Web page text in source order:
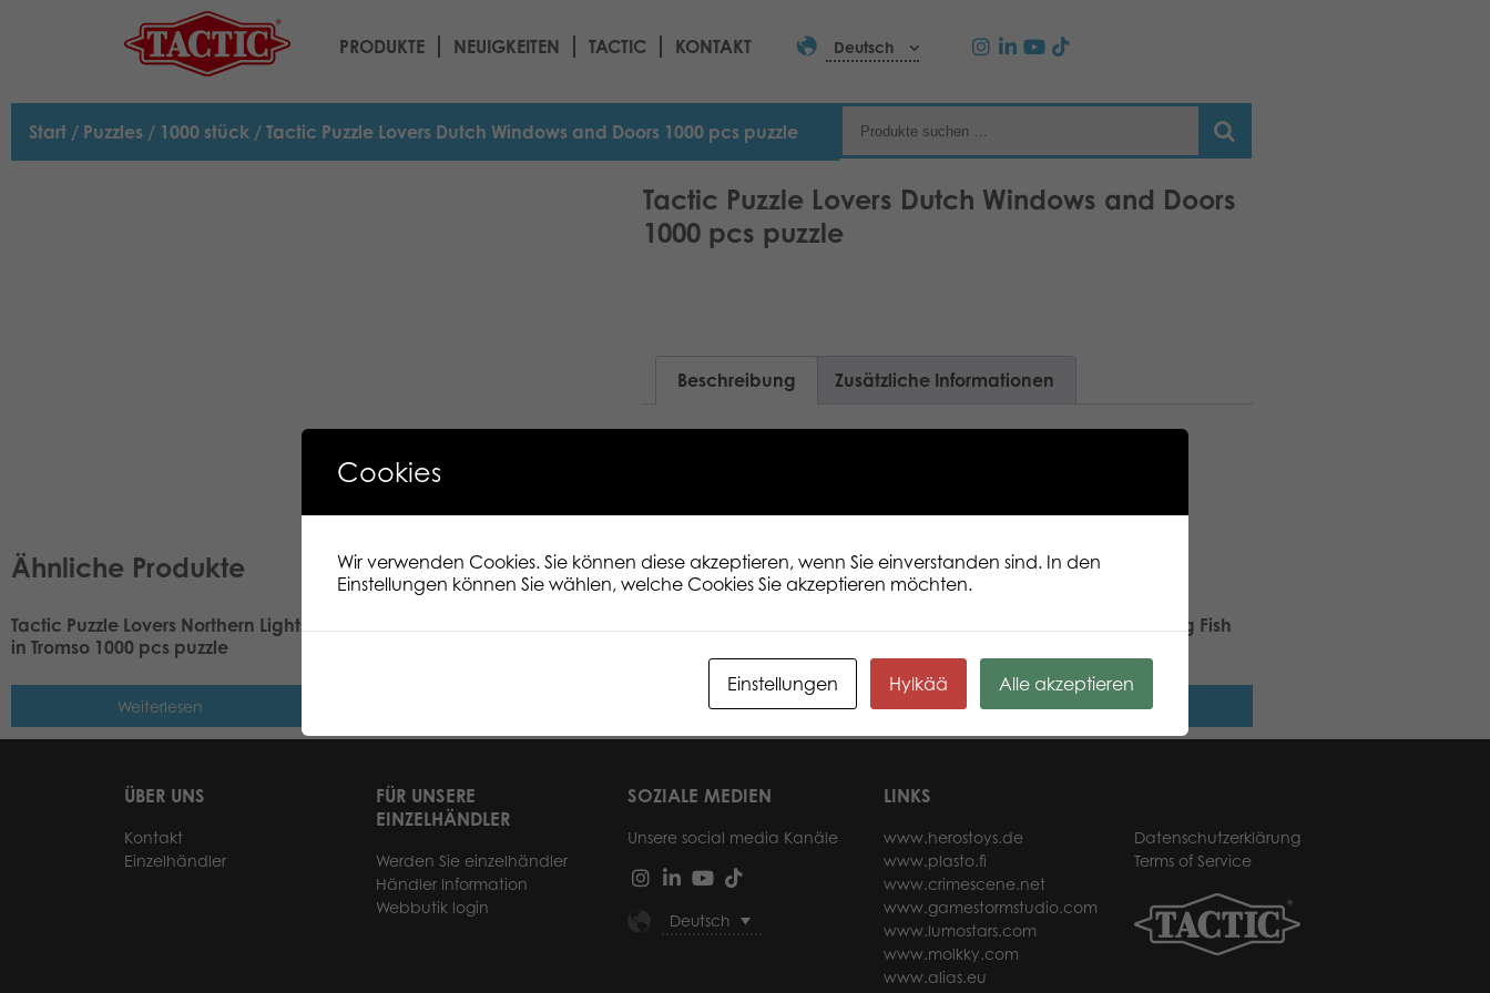
PRODUKTE NEUIGKEITEN TACTIC KONTAKT Deutsch
Start / Puzzles / 1000 stück / Tactic Puzzle Lovers Dutch Windows and Doors 1000 pcs puzzle
Tactic Puzzle Lovers Dutch Windows and Doors
1000 pcs puzzle
Beschreibung Zusätzliche Informationen
Ähnliche Produkte
Tactic Puzzle Lovers Northern Lights
in Tromso 1000 pcs puzzle
Weiterlesen
Tactic Puzzle Lovers View of
Tactic Puzzle Lovers Eiffel Tower
Weiterlesen
Tactic Puzzle Lovers Fighting Fish
Weiterlesen
ÜBER UNS
Kontakt
Einzelhändler
FÜR UNSERE
EINZELHÄNDLER
Werden Sie einzelhändler
Händler Information
Webbutik login
SOZIALE MEDIEN
Unsere social media Kanäle
Deutsch
LINKS
www.herostoys.de
www.plasto.fi
www.crimescene.net
www.gamestormstudio.com
www.lumostars.com
www.molkky.com
www.alias.eu
Datenschutzerklärung
Terms of Service
Cookies
Wir verwenden Cookies. Sie können diese akzeptieren, wenn Sie einverstanden sind. In den
Einstellungen können Sie wählen, welche Cookies Sie akzeptieren möchten.
Einstellungen Hylkää Alle akzeptieren